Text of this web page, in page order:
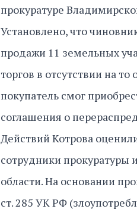
прокуратуре
Установлено, что
продажи 11 земельных
торгов в отсутствии на
покупатель смог
соглашения о
Действий Котрова
сотрудники
области. На основании
ст. 285 УК РФ